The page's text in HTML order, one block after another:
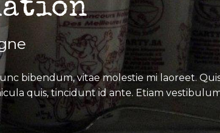
bibendum, vitae molestie mi laoreet.
quis, tincidunt id ante. Etiam